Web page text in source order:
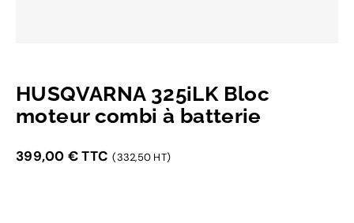
HUSQVARNA 325iLK Bloc
moteur combi à batterie
399,00 €TTC (332,50 HT)